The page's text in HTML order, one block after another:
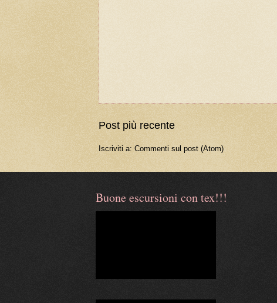
Post più recente
Iscriviti a: Commenti sul post (Atom)
Buone escursioni con tex!!!